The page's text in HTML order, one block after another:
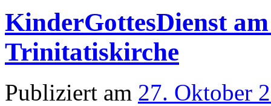
KinderGottesDienst
Trinitatiskirche
Publiziert am 27. Oktober